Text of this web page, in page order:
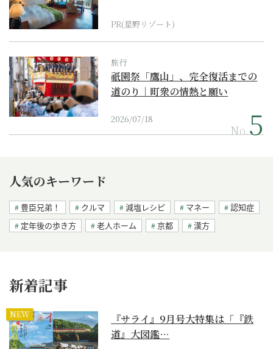
PR(星野リゾート)
旅行
祇園祭「鷹山」、完全復活までの
道のり｜町衆の情熱と願い
2026/07/18
No.
人気のキーワード
豊臣兄弟！ クルマ 減塩レシピ マネー
認知症
定年後の歩き方
老人ホーム 京都 漢方
新着記事
NEW
『サライ』9月号大特集は「『鉄
道』大図鑑…